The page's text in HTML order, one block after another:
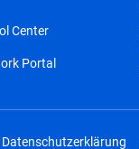
Center
Portal
Datenschutzerklärung